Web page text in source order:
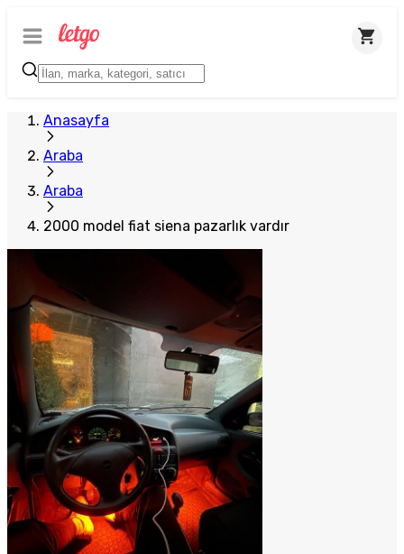
Anasayfa
Araba
Araba
2000 model fiat siena pazarlık vardır